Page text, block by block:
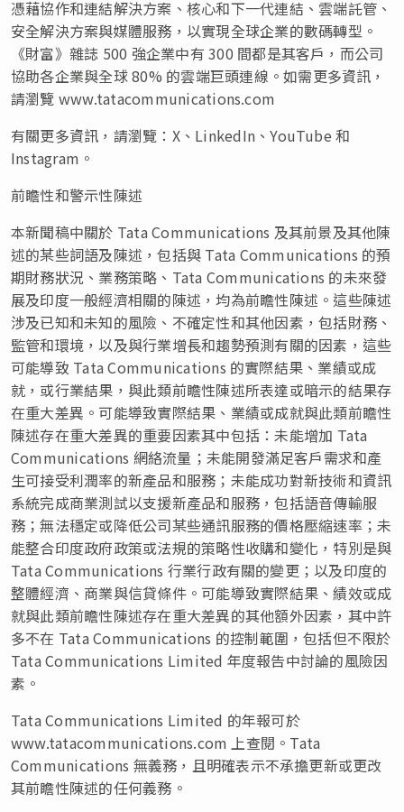
憑藉協作和連結解決方案、核心和下一代連結、雲端託管、
安全解決方案與媒體服務，以實現全球企業的數碼轉型。
《財富》雜誌 500 強企業中有 300 間都是其客戶，而公司
協助各企業與全球 80% 的雲端巨頭連線。如需更多資訊，
請瀏覽 www.tatacommunications.com
有關更多資訊，請瀏覽：X、LinkedIn、YouTube 和
Instagram。
前瞻性和警示性陳述
本新聞稿中關於 Tata Communications 及其前景及其他陳
述的某些詞語及陳述，包括與 Tata Communications 的預
期財務狀況、業務策略、Tata Communications 的未來發
展及印度一般經濟相關的陳述，均為前瞻性陳述。這些陳述
涉及已知和未知的風險、不確定性和其他因素，包括財務、
監管和環境，以及與行業增長和趨勢預測有關的因素，這些
可能導致 Tata Communications 的實際結果、業績或成
就，或行業結果，與此類前瞻性陳述所表達或暗示的結果存
在重大差異。可能導致實際結果、業績或成就與此類前瞻性
陳述存在重大差異的重要因素其中包括：未能增加 Tata
Communications 網絡流量；未能開發滿足客戶需求和產
生可接受利潤率的新產品和服務；未能成功對新技術和資訊
系統完成商業測試以支援新產品和服務，包括語音傳輸服
務；無法穩定或降低公司某些通訊服務的價格壓縮速率；未
能整合印度政府政策或法規的策略性收購和變化，特別是與
Tata Communications 行業行政有關的變更；以及印度的
整體經濟、商業與信貸條件。可能導致實際結果、績效或成
就與此類前瞻性陳述存在重大差異的其他額外因素，其中許
多不在 Tata Communications 的控制範圍，包括但不限於
Tata Communications Limited 年度報告中討論的風險因
素。
Tata Communications Limited 的年報可於
www.tatacommunications.com 上查閱。Tata
Communications 無義務，且明確表示不承擔更新或更改
其前瞻性陳述的任何義務。